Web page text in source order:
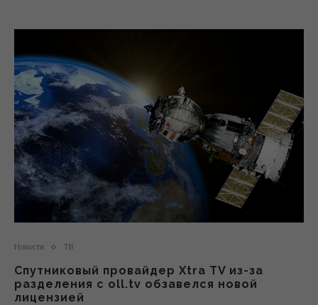
Новости ТВ
Спутниковый провайдер Xtra TV из-за
разделения с оll.tv обзавелся новой
лицензией